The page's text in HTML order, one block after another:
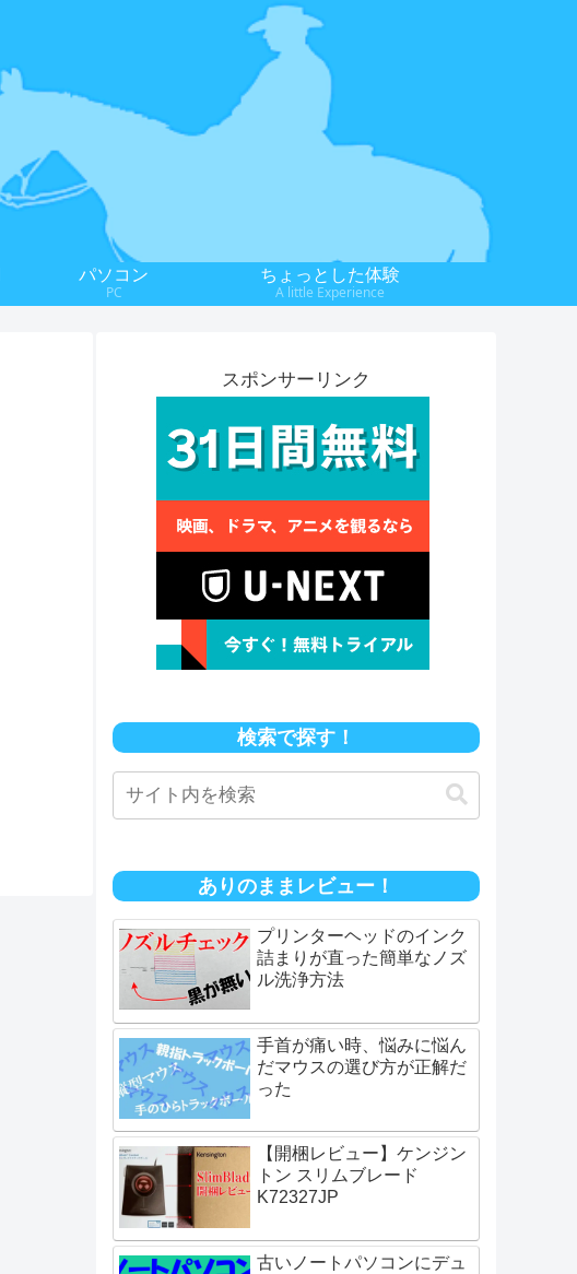
パソコン
PC
ちょっとした体験
A little Experience
スポンサーリンク
検索で探す！
ありのままレビュー！
プリンターヘッドのインク
詰まりが直った簡単なノズ
ル洗浄方法
手首が痛い時、悩みに悩ん
だマウスの選び方が正解だ
った
【開梱レビュー】ケンジン
トン スリムブレード
K72327JP
古いノートパソコンにデュ